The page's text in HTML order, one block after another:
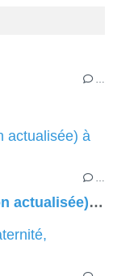
…
Charte du Collectif 4 février (version actualisée) à signer et organiser un évènement